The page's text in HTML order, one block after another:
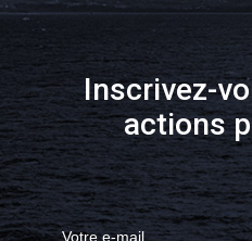
Inscrivez-
actions